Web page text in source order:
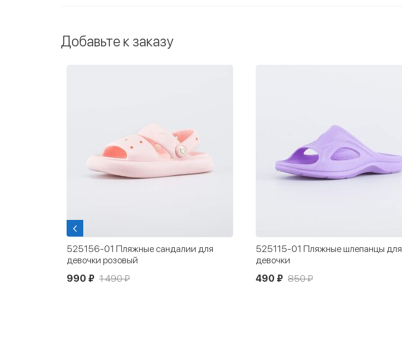
Добавьте к заказу
525156-01 Пляжные сандалии для
девочки розовый
990 ₽ 1 490 ₽
525115-01 Пляжные шлепанцы для
девочки
490 ₽ 850 ₽